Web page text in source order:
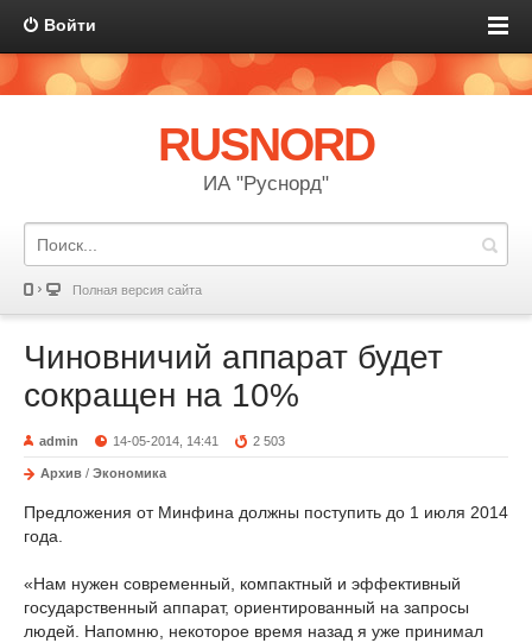
Войти
RUSNORD
ИА "Руснорд"
Полная версия сайта
Чиновничий аппарат будет
сокращен на 10%
admin 14-05-2014, 14:41 2 503
Архив / Экономика
Предложения от Минфина должны поступить до 1 июля 2014
года.
«Нам нужен современный, компактный и эффективный
государственный аппарат, ориентированный на запросы
людей. Напомню, некоторое время назад я уже принимал